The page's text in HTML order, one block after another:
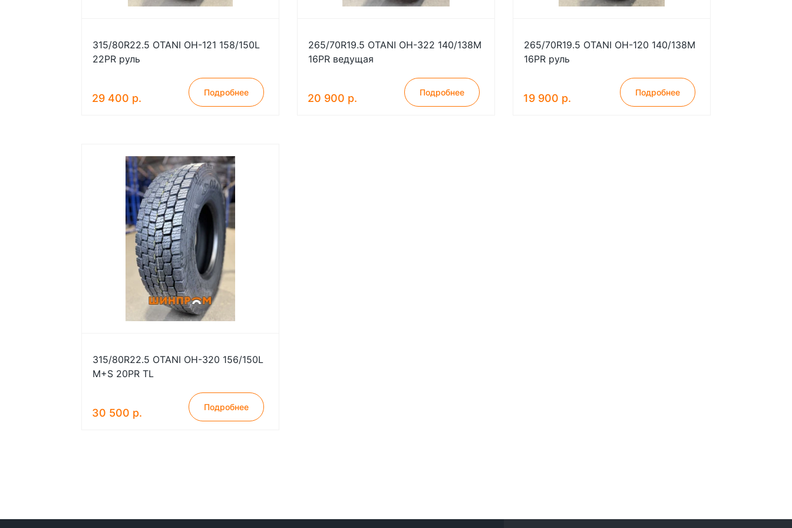
315/80R22.5 OTANI OH-121 158/150L
22PR руль
29 400 р. Подробнее
265/70R19.5 OTANI OH-322 140/138M
16PR ведущая
20 900 р. Подробнее
265/70R19.5 OTANI OH-120 140/138M
16PR руль
19 900 р. Подробнее
315/80R22.5 OTANI OH-320 156/150L
M+S 20PR TL
30 500 р. Подробнее